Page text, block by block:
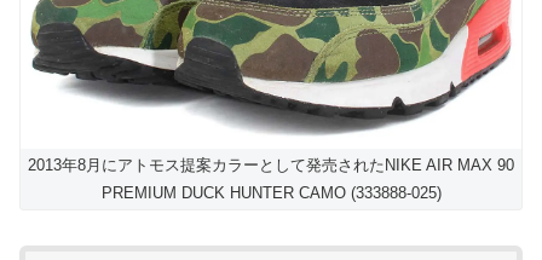
2013年8月にアトモス提案カラーとして発売されたNIKE AIR MAX 90
PREMIUM DUCK HUNTER CAMO (333888-025)